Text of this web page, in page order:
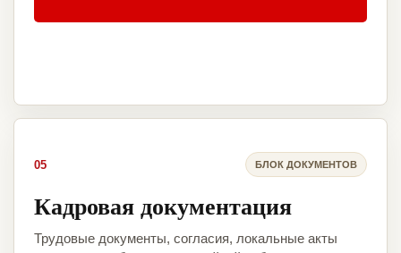
05 БЛОК ДОКУМЕНТОВ
Кадровая документация
Трудовые документы, согласия, локальные акты